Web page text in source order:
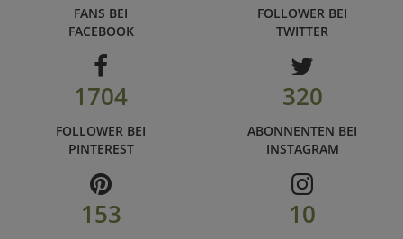
FANS BEI
FACEBOOK
FOLLOWER BEI
TWITTER
1704
FOLLOWER BEI
PINTEREST
320
ABONNENTEN BEI
INSTAGRAM
153 10